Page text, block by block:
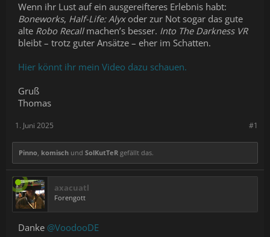
Wenn ihr Lust auf ein ausgereifteres Erlebnis habt:
Boneworks, Half-Life: Alyxoder zur Not sogar das gute
alte Robo Recallmachen’s besser. Into The Darkness VR
bleibt – trotz guter Ansätze – eher im Schatten.
Hier könnt ihr mein Video dazu schauen.
Gruß
Thomas
#1
1. Juni 2025
Pinno, komisch und SolKutTeR gefällt das.
axacuatl
Forengott
Danke @VoodooDE